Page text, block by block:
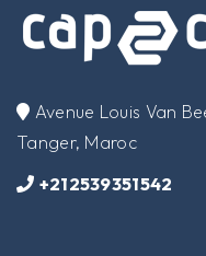
​Avenue Louis Van
Tanger, Maroc
+212539351542